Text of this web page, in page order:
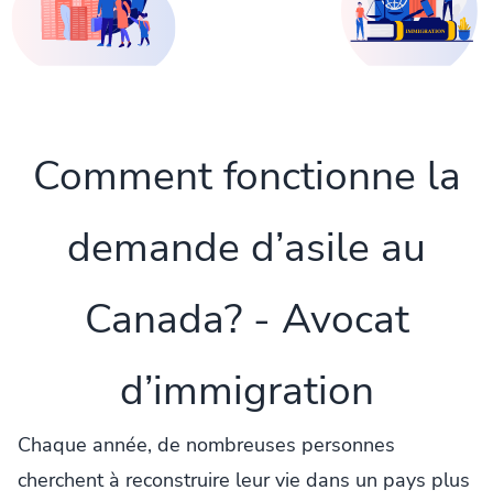
Comment fonctionne la
demande d’asile au
Canada? - Avocat
d’immigration
Chaque année, de nombreuses personnes
cherchent à reconstruire leur vie dans un pays plus